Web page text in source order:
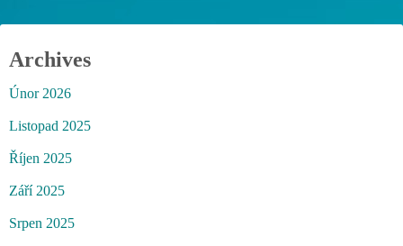
Archives
Únor 2026
Listopad 2025
Říjen 2025
Září 2025
Srpen 2025